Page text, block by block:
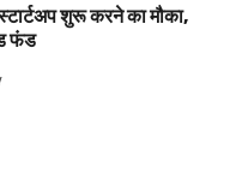
शुरू करने का मौका,
फंड